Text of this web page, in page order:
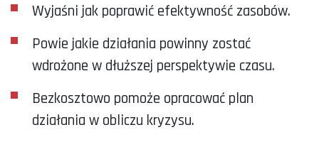
Wyjaśni jak poprawić efektywność zasobów.
Powie jakie działania powinny zostać
wdrożone w dłuższej perspektywie czasu.
Bezkosztowo pomoże opracować plan
działania w obliczu kryzysu.